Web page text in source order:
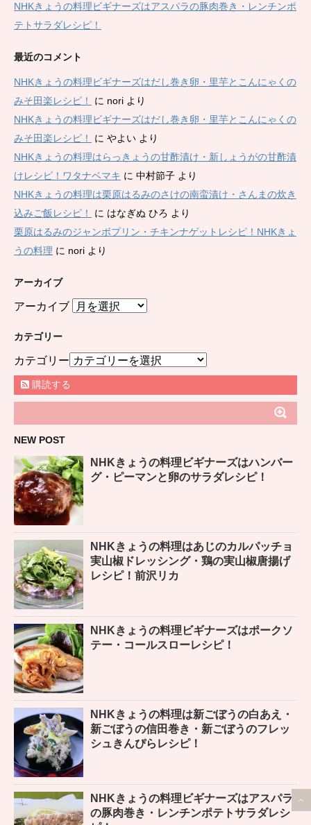
NHKきょうの料理ビギナーズはアスパラの豚肉巻き・レンチンポ
テトサラダレシピ！
最近のコメント
NHKきょうの料理ビギナーズはだし巻き卵・里芋とこんにゃくの
みそ田楽レシピ！
に nori より
NHKきょうの料理ビギナーズはだし巻き卵・里芋とこんにゃくの
みそ田楽レシピ！
に やよい より
NHKきょうの料理はらっきょうの甘酢漬け・新しょうがの甘酢漬
けレシピ！ワタナベマキ に 中村節子 より
NHKきょうの料理は栗原はるみのさけの南蛮漬け・さんまの炊き
込みご飯レシピ！
に はなぎぬ ひろ より
栗原はるみのジャンボプリン・チキンナゲットレシピ！NHKきょ
うの料理 に nori より
アーカイブ
アーカイブ
カテゴリー
カテゴリー
購読する
NEW POST
NHKきょうの料理ビギナーズはハンバー
グ・ピーマンと卵のサラダレシピ！
NHKきょうの料理はあじのカルパッチョ
実山椒ドレッシング・鶏の実山椒唐揚げ
レシピ！前沢リカ
NHKきょうの料理ビギナーズはポークソ
テー・コールスローレシピ！
NHKきょうの料理は新ごぼうの白あえ・
新ごぼうの信田巻き・新ごぼうのフレッ
シュきんぴらレシピ！
NHKきょうの料理ビギナーズはアスパラ
の豚肉巻き・レンチンポテトサラダレシ